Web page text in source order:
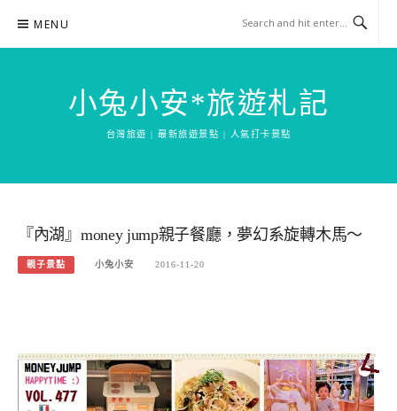
content
MENU
小兔小安*旅遊札記
台灣旅遊 | 最新旅遊景點 | 人氣打卡景點
『內湖』money jump親子餐廳，夢幻系旋轉木馬～
親子景點 小兔小安 2016-11-20